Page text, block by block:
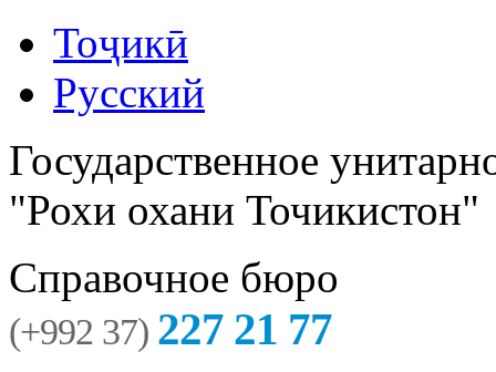
Тоҷикӣ
Русский
Государственное
"Рохи охани Точикистон"
Справочное бюро
(+992 37) 227 21 77